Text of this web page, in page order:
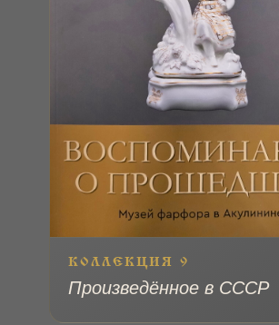
КОЛЛЕКЦИЯ 9
Произведённое в СССР